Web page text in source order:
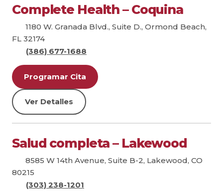
Complete Health – Coquina
1180 W. Granada Blvd., Suite D., Ormond Beach,
FL 32174
(386) 677-1688
Programar Cita
Ver Detalles
Salud completa – Lakewood
8585 W 14th Avenue, Suite B-2, Lakewood, CO
80215
(303) 238-1201